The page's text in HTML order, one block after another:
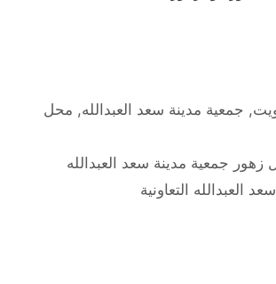
, جمعية مدينة سعد العبدالله, محل
زهور جمعية مدينة سعد العبدالله
العبدالله التعاونية